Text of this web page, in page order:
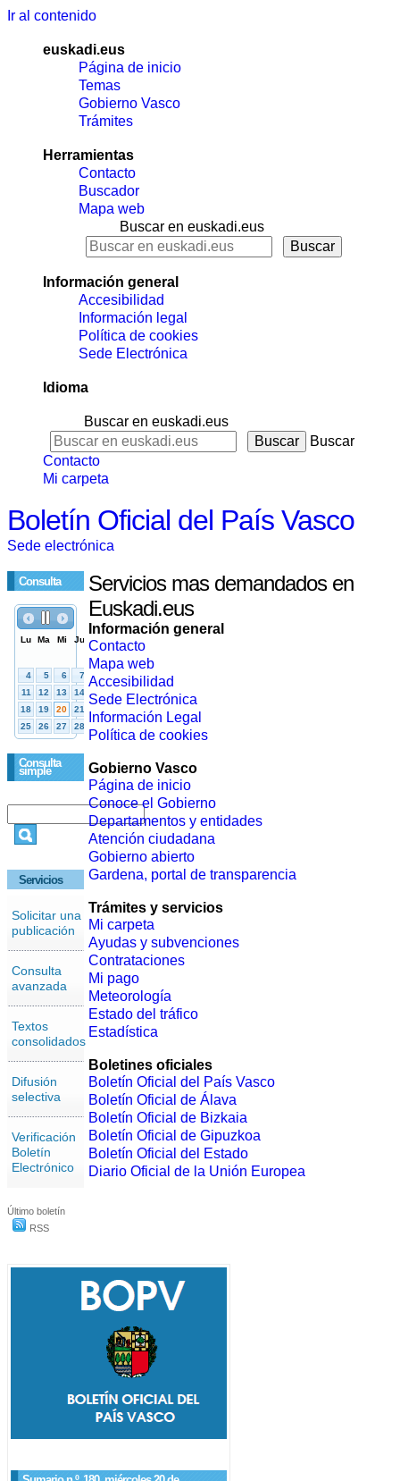
Ir al contenido
euskadi.eus
Página de inicio
Temas
Gobierno Vasco
Trámites
Herramientas
Contacto
Buscador
Mapa web
Buscar en euskadi.eus
Información general
Accesibilidad
Información legal
Política de cookies
Sede Electrónica
Idioma
Buscar en euskadi.eus
Buscar
Contacto
Mi carpeta
Boletín Oficial del País Vasco
Sede electrónica
Consulta
Consulta
simple
Servicios
Solicitar una
publicación
Consulta
avanzada
Textos
consolidados
Difusión
selectiva
Verificación
Boletín
Electrónico
Último boletín
RSS
Servicios mas demandados en
Euskadi.eus
Información general
Contacto
Mapa web
Accesibilidad
Sede Electrónica
Información Legal
Política de cookies
Gobierno Vasco
Página de inicio
Conoce el Gobierno
Departamentos y entidades
Atención ciudadana
Gobierno abierto
Gardena, portal de transparencia
Trámites y servicios
Mi carpeta
Ayudas y subvenciones
Contrataciones
Mi pago
Meteorología
Estado del tráfico
Estadística
Boletines oficiales
Boletín Oficial del País Vasco
Boletín Oficial de Álava
Boletín Oficial de Bizkaia
Boletín Oficial de Gipuzkoa
Boletín Oficial del Estado
Diario Oficial de la Unión Europea